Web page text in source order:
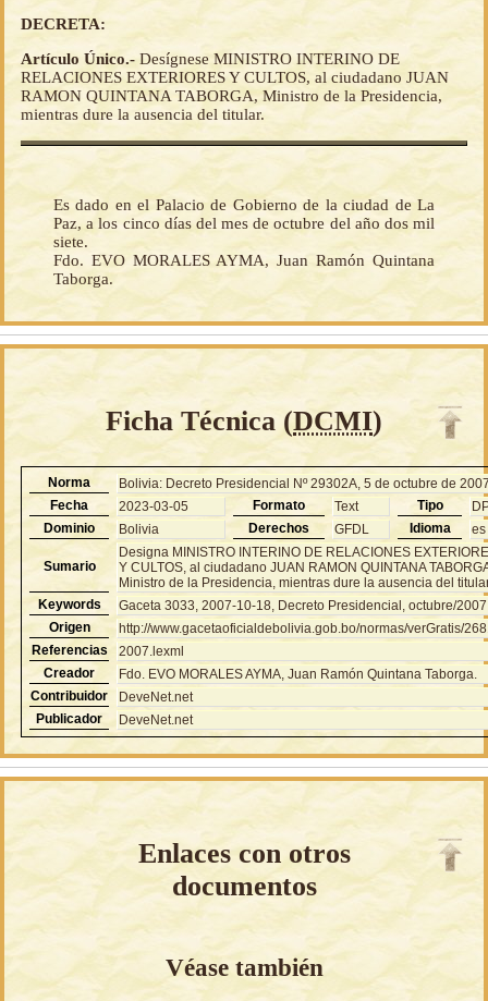
DECRETA:
Artículo Único.-Desígnese MINISTRO INTERINO DE
RELACIONES EXTERIORES Y CULTOS, al ciudadano JUAN
RAMON QUINTANA TABORGA, Ministro de la Presidencia,
mientras dure la ausencia del titular.
Es dado en el Palacio de Gobierno de la ciudad de La
Paz, a los cinco días del mes de octubre del año dos mil
siete.
Fdo. EVO MORALES AYMA, Juan Ramón Quintana
Taborga.
Ficha Técnica (DCMI)
Norma
Bolivia: Decreto Presidencial Nº 29302A, 5 de octubre de
Fecha
2023-03-05 Formato Text Tipo
Dominio
Bolivia Derechos GFDL Idioma es
Sumario
Designa MINISTRO INTERINO DE RELACIONES
Y CULTOS, al ciudadano JUAN RAMON QUINTANA
Ministro de la Presidencia, mientras dure la ausencia del
Keywords
Gaceta 3033, 2007-10-18, Decreto Presidencial, octubre/2007
Origen
http://www.gacetaoficialdebolivia.gob.bo/normas/verGratis/
Referencias
2007.lexml
Creador
Fdo. EVO MORALES AYMA, Juan Ramón Quintana Taborga.
Contribuidor
DeveNet.net
Publicador
DeveNet.net
Enlaces con otros
documentos
Véase también